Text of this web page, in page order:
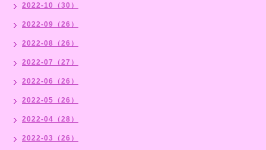
2022-10（30）
2022-09（26）
2022-08（26）
2022-07（27）
2022-06（26）
2022-05（26）
2022-04（28）
2022-03（26）